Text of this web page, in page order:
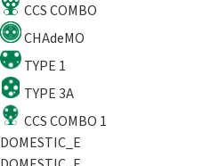
CCS COMBO
CHAdeMO
TYPE 1
TYPE 3A
CCS COMBO 1
DOMESTIC_E